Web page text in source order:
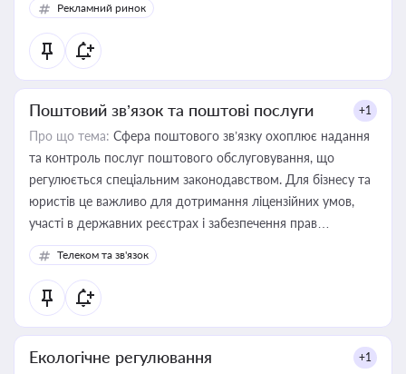
Рекламний ринок
Поштовий зв’язок та поштові послуги +1
Про що тема: Сфера поштового зв’язку охоплює надання
та контроль послуг поштового обслуговування, що
регулюється спеціальним законодавством. Для бізнесу та
юристів це важливо для дотримання ліцензійних умов,
участі в державних реєстрах і забезпечення прав
споживачів.
Телеком та зв'язок
Екологічне регулювання +1